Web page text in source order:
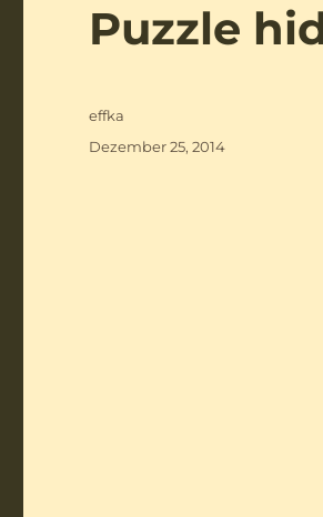
Puzzle
Autor
effka
Veröffentlicht
Dezember 25, 2014